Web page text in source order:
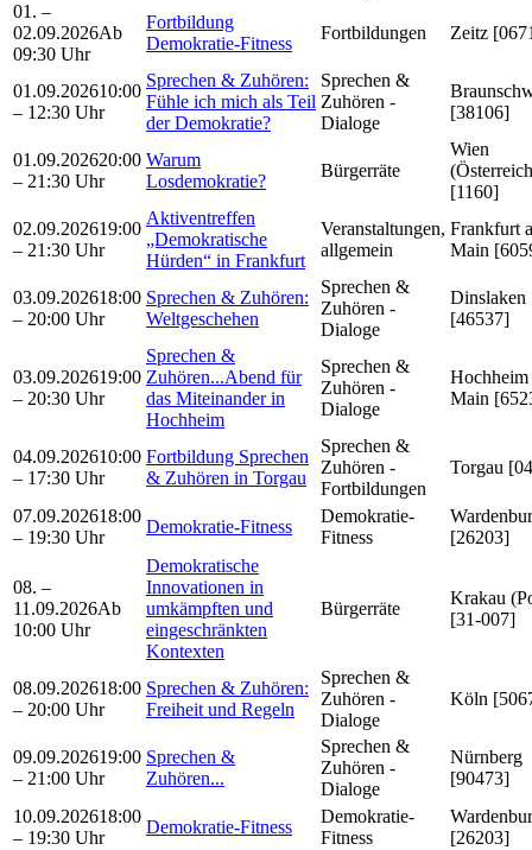
01. –
02.09.2026Ab
09:30 Uhr
Fortbildung
Demokratie-Fitness
Fortbildungen Zeitz
01.09.202610:00
– 12:30 Uhr
Sprechen & Zuhören:
Fühle ich mich als Teil
der Demokratie?
Sprechen &
Zuhören -
Dialoge
[38106]
01.09.202620:00
– 21:30 Uhr
Warum
Losdemokratie?
Bürgerräte
Wien
[1160]
02.09.202619:00
– 21:30 Uhr
Aktiventreffen
„Demokratische
Hürden“ in Frankfurt
Veranstaltungen,
allgemein
Frankfurt
Main
03.09.202618:00
– 20:00 Uhr
Sprechen & Zuhören:
Weltgeschehen
Sprechen &
Zuhören -
Dialoge
Dinslaken
[46537]
03.09.202619:00
– 20:30 Uhr
Sprechen &
Zuhören...Abend für
das Miteinander in
Hochheim
Sprechen &
Zuhören -
Dialoge
Hochheim
Main
04.09.202610:00
– 17:30 Uhr
Fortbildung Sprechen
& Zuhören in Torgau
Sprechen &
Zuhören -
Fortbildungen
Torgau
07.09.202618:00
– 19:30 Uhr
Demokratie-Fitness
Demokratie-
Fitness
[26203]
08. –
11.09.2026Ab
10:00 Uhr
Demokratische
Innovationen in
umkämpften und
eingeschränkten
Kontexten
Bürgerräte
Krakau
[31-007]
08.09.202618:00
– 20:00 Uhr
Sprechen & Zuhören:
Freiheit und Regeln
Sprechen &
Zuhören -
Dialoge
Köln
09.09.202619:00
– 21:00 Uhr
Sprechen &
Zuhören...
Sprechen &
Zuhören -
Dialoge
Nürnberg
[90473]
10.09.202618:00
– 19:30 Uhr
Demokratie-Fitness
Demokratie-
Fitness
[26203]